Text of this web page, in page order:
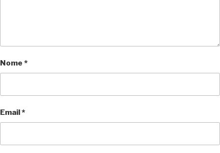
Nome *
Email*